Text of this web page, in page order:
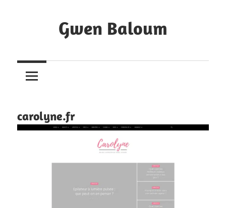
Gwen Baloum
dernières
réalisations
web
carolyne.fr